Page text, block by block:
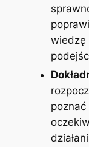
wiedzę